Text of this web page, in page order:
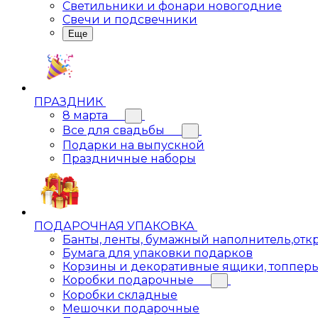
Светильники и фонари новогодние
Свечи и подсвечники
Еще
ПРАЗДНИК
8 марта
Все для свадьбы
Подарки на выпускной
Праздничные наборы
ПОДАРОЧНАЯ УПАКОВКА
Банты, ленты, бумажный
Бумага для упаковки подарков
Корзины и декоративные ящики,
Коробки подарочные
Коробки складные
Мешочки подарочные